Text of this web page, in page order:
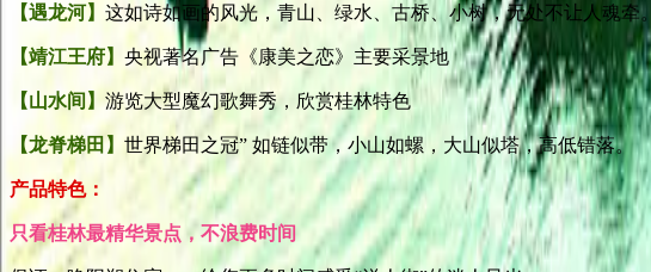
【遇龙河】 这如诗如画的风光，青山、绿水、古桥、小树，无处不让人魂牵。
【靖江王府】 央视著名广告《康美之恋》主要采景地
【山水间】 游览大型魔幻歌舞秀，欣赏桂林特色
【龙脊梯田】 世界梯田之冠” 如链似带，小山如螺，大山似塔，高低错落。
产品特色：
只看桂林最精华景点，不浪费时间